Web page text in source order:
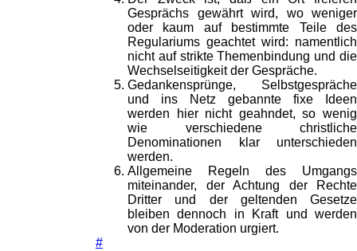
Gesprächs gewährt wird, wo weniger
oder kaum auf bestimmte Teile des
Regulariums geachtet wird: namentlich
nicht auf strikte Themenbindung und die
Wechselseitigkeit der Gespräche.
Gedankensprünge, Selbstgespräche
und ins Netz gebannte fixe Ideen
werden hier nicht geahndet, so wenig
wie verschiedene christliche
Denominationen klar unterschieden
werden.
Allgemeine Regeln des Umgangs
miteinander, der Achtung der Rechte
Dritter und der geltenden Gesetze
bleiben dennoch in Kraft und werden
von der Moderation urgiert.
#